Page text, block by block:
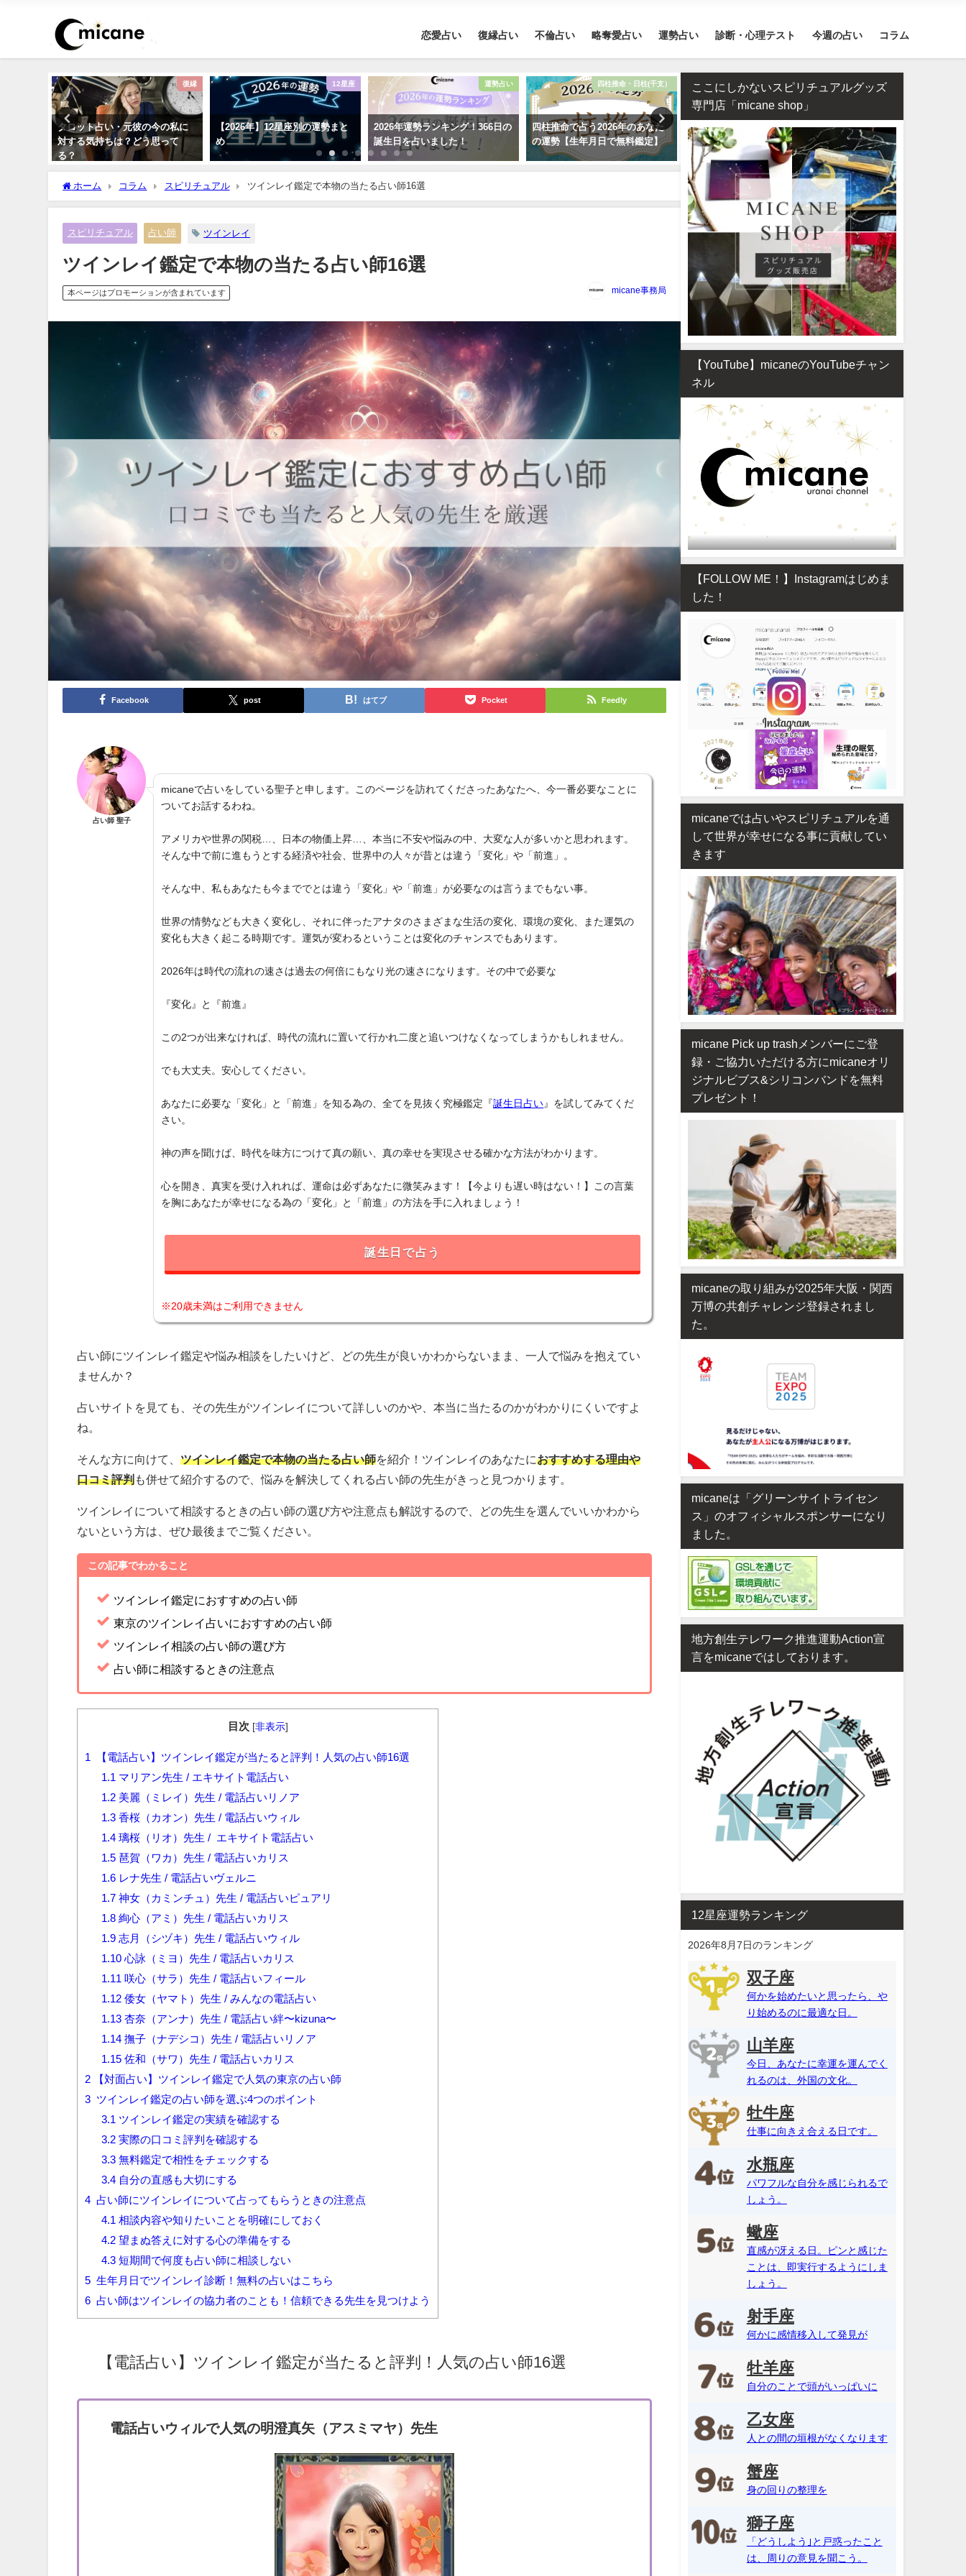
恋愛占い 復縁占い 不倫占い 略奪愛占い 運勢占い 診断・心理テスト 今週の占い コラム
復縁
タロット占い・元彼の今の私に
対する気持ちは？どう思って
る？
12星座
【2026年】12星座別の運勢まと
め
運勢占い
2026年運勢ランキング！366日の
誕生日を占いました！
四柱推命・日柱(干支）
四柱推命で占う2026年のあなた
の運勢【生年月日で無料鑑定】
タロット占い・彼氏の浮気が心
配…浮気度診断でチェック！
タロット占い・恋人はいつ
る？彼氏はいつできるのか
します！
ホーム コラム スピリチュアル ツインレイ鑑定で本物の当たる占い師16選
スピリチュアル 占い師 ツインレイ
ツインレイ鑑定で本物の当たる占い師16選
本ページはプロモーションが含まれています micane事務局
Facebook post はてブ Pocket Feedly
占い師 聖子
micaneで占いをしている聖子と申します。このページを訪れてくださったあなたへ、今一番必要なことに
ついてお話するわね。
アメリカや世界の関税…、日本の物価上昇…、本当に不安や悩みの中、大変な人が多いかと思われます。
そんな中で前に進もうとする経済や社会、世界中の人々が昔とは違う「変化」や「前進」。
そんな中、私もあなたも今まででとは違う「変化」や「前進」が必要なのは言うまでもない事。
世界の情勢なども大きく変化し、それに伴ったアナタのさまざまな生活の変化、環境の変化、また運気の
変化も大きく起こる時期です。運気が変わるということは変化のチャンスでもあります。
2026年は時代の流れの速さは過去の何倍にもなり光の速さになります。その中で必要な
『変化』と『前進』
この2つが出来なければ、時代の流れに置いて行かれ二度と追いつけなくなってしまうかもしれません。
でも大丈夫。安心してください。
あなたに必要な「変化」と「前進」を知る為の、全てを見抜く究極鑑定『誕生日占い 』を試してみてくだ
さい。
神の声を聞けば、時代を味方につけて真の願い、真の幸せを実現させる確かな方法がわかります。
心を開き、真実を受け入れれば、運命は必ずあなたに微笑みます！【今よりも遅い時はない！】この言葉
を胸にあなたが幸せになる為の「変化」と「前進」の方法を手に入れましょう！
誕生日で占う
※20歳未満はご利用できません
占い師にツインレイ鑑定や悩み相談をしたいけど、どの先生が良いかわからないまま、一人で悩みを抱えてい
ませんか？
占いサイトを見ても、その先生がツインレイについて詳しいのかや、本当に当たるのかがわかりにくいですよ
ね。
そんな方に向けて、ツインレイ鑑定で本物の当たる占い師を紹介！ツインレイのあなたにおすすめする理由や
口コミ評判も併せて紹介するので、悩みを解決してくれる占い師の先生がきっと見つかります。
ツインレイについて相談するときの占い師の選び方や注意点も解説するので、どの先生を選んでいいかわから
ないという方は、ぜひ最後までご覧ください。
この記事でわかること
ツインレイ鑑定におすすめの占い師
東京のツインレイ占いにおすすめの占い師
ツインレイ相談の占い師の選び方
占い師に相談するときの注意点
目次 [非表示]
1
【電話占い】ツインレイ鑑定が当たると評判！人気の占い師16選
1.1 マリアン先生 / エキサイト電話占い
1.2 美麗（ミレイ）先生 / 電話占いリノア
1.3 香桜（カオン）先生 / 電話占いウィル
1.4 璃桜（リオ）先生 / エキサイト電話占い
1.5 琶賀（ワカ）先生 / 電話占いカリス
1.6 レナ先生 / 電話占いヴェルニ
1.7 神女（カミンチュ）先生 / 電話占いピュアリ
1.8 絢心（アミ）先生 / 電話占いカリス
1.9 志月（シヅキ）先生 / 電話占いウィル
1.10 心詠（ミヨ）先生 / 電話占いカリス
1.11 咲心（サラ）先生 / 電話占いフィール
1.12 倭女（ヤマト）先生 / みんなの電話占い
1.13 杏奈（アンナ）先生 / 電話占い絆〜kizuna〜
1.14 撫子（ナデシコ）先生 / 電話占いリノア
1.15 佐和（サワ）先生 / 電話占いカリス
2 【対面占い】ツインレイ鑑定で人気の東京の占い師
3 ツインレイ鑑定の占い師を選ぶ4つのポイント
3.1 ツインレイ鑑定の実績を確認する
3.2 実際の口コミ評判を確認する
3.3 無料鑑定で相性をチェックする
3.4 自分の直感も大切にする
4 占い師にツインレイについて占ってもらうときの注意点
4.1 相談内容や知りたいことを明確にしておく
4.2 望まぬ答えに対する心の準備をする
4.3 短期間で何度も占い師に相談しない
5 生年月日でツインレイ診断！無料の占いはこちら
6 占い師はツインレイの協力者のことも！信頼できる先生を見つけよう
【電話占い】ツインレイ鑑定が当たると評判！人気の占い師16選
電話占いウィルで人気の明澄真矢（アスミマヤ）先生
ここにしかないスピリチュアルグッズ
専門店「micane shop」
【YouTube】micaneのYouTubeチャン
ネル
【FOLLOW ME！】Instagramはじめま
した！
micaneでは占いやスピリチュアルを通
して世界が幸せになる事に貢献してい
きます
micane Pick up trashメンバーにご登
録・ご協力いただける方にmicaneオリ
ジナルビブス&シリコンバンドを無料
プレゼント！
micaneの取り組みが2025年大阪・関西
万博の共創チャレンジ登録されまし
た。
micaneは「グリーンサイトライセン
ス」のオフィシャルスポンサーになり
ました。
地方創生テレワーク推進運動Action宣
言をmicaneではしております。
12星座運勢ランキング
2026年8月7日のランキング
双子座
何かを始めたいと思ったら、や
り始めるのに最適な日。
山羊座
今日、あなたに幸運を運んでく
れるのは、外国の文化。
牡牛座
仕事に向きえ合える日です。
水瓶座
パワフルな自分を感じられるで
しょう。
蠍座
直感が冴える日。ピンと感じた
ことは、即実行するようにしま
しょう。
射手座
何かに感情移入して発見が
牡羊座
自分のことで頭がいっぱいに
乙女座
人との間の垣根がなくなります
蟹座
身の回りの整理を
獅子座
「どうしよう｣と戸惑ったこと
は、周りの意見を聞こう。